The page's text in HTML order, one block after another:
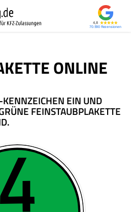
4,8
70.590
ONLINE
EIN UND
FEINSTAUBPLAKETTE